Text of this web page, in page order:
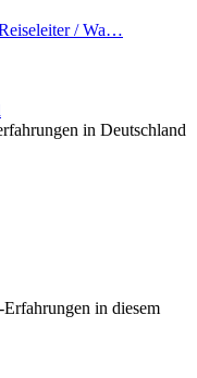
/ Wa…
in Deutschland
Erfahrungen in diesem